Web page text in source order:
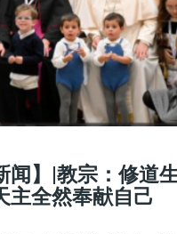
闻】|教宗：修道
主全然奉献自己